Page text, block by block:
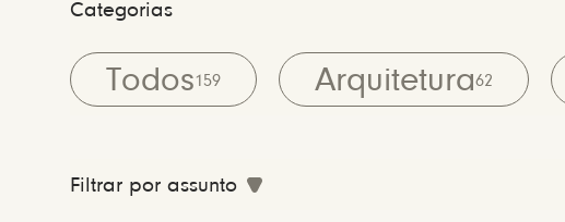
Categorias
Todos159 Arquitetura62
Filtrar por assunto